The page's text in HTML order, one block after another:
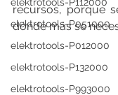
elektrotools-P051000
elektrotools-P012000
elektrotools-P132000
elektrotools-P993000
recursos, porque
dónde más se